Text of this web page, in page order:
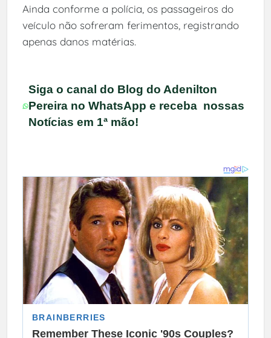
Ainda conforme a polícia, os passageiros do
veículo não sofreram ferimentos, registrando
apenas danos matérias.
Siga o canal do Blog do Adenilton
Pereira no WhatsApp e receba nossas
Notícias em 1ª mão!